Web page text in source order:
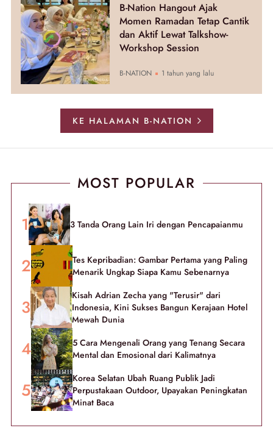
B-Nation Hangout Ajak
Momen Ramadan Tetap Cantik
dan Aktif Lewat Talkshow-
Workshop Session
B-NATION 1 tahun yang lalu
KE HALAMAN B-NATION
MOST POPULAR
3 Tanda Orang Lain Iri dengan Pencapaianmu
Tes Kepribadian: Gambar Pertama yang Paling
Menarik Ungkap Siapa Kamu Sebenarnya
Kisah Adrian Zecha yang "Terusir" dari
Indonesia, Kini Sukses Bangun Kerajaan Hotel
Mewah Dunia
5 Cara Mengenali Orang yang Tenang Secara
Mental dan Emosional dari Kalimatnya
Korea Selatan Ubah Ruang Publik Jadi
Perpustakaan Outdoor, Upayakan Peningkatan
Minat Baca